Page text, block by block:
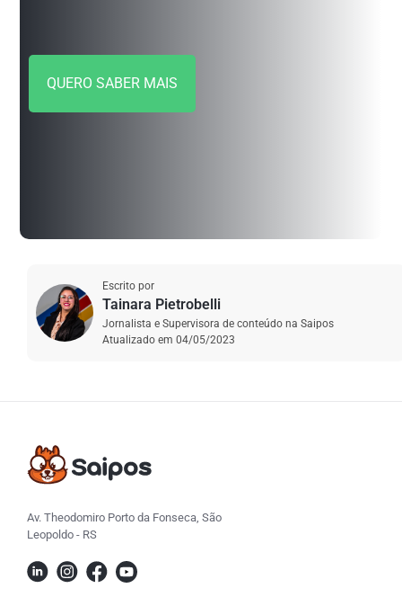
QUERO SABER MAIS
Escrito por
Tainara Pietrobelli
Jornalista e Supervisora de conteúdo na Saipos
Atualizado em 04/05/2023
Av. Theodomiro Porto da Fonseca, São
Leopoldo - RS